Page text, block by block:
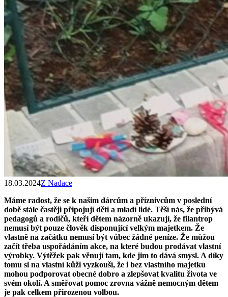
18.03.2024Z Nadace
Máme radost, že se k našim dárcům a příznivcům v poslední
době stále častěji připojují děti a mladí lidé. Těší nás, že přibývá
pedagogů a rodičů, kteří dětem názorně ukazují, že filantrop
nemusí být pouze člověk disponující velkým majetkem. Že
vlastně na začátku nemusí být vůbec žádné peníze. Že můžou
začít třeba uspořádáním akce, na které budou prodávat vlastní
výrobky. Výtěžek pak věnují tam, kde jim to dává smysl. A díky
tomu si na vlastní kůži vyzkouší, že i bez vlastního majetku
mohou podporovat obecné dobro a zlepšovat kvalitu života ve
svém okolí. A směřovat pomoc zrovna vážně nemocným dětem
je pak celkem přirozenou volbou.